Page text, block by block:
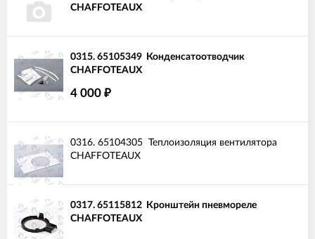
CHAFFOTEAUX
0315. 65105349 Конденсатоотводчик
CHAFFOTEAUX
4 000 ₽
0316. 65104305 Теплоизоляция вентилятора
CHAFFOTEAUX
0317. 65115812 Кронштейн пневмореле
CHAFFOTEAUX